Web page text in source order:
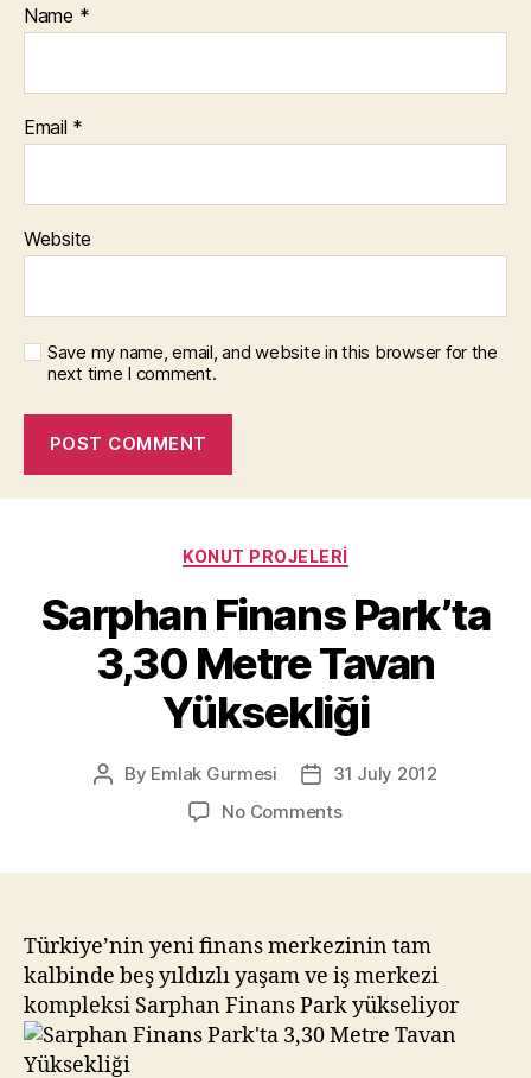
Name *
Email *
Website
Save my name, email, and website in this browser for the
next time I comment.
Categories
KONUT PROJELERI
Sarphan Finans Park’ta
3,30 Metre Tavan
Yüksekliği
Post
By Emlak Gurmesi
Post
date
31 July 2012
No Commentson
Metre
Tavan
Yüksekliği
Türkiye’nin yeni finans merkezinin tam
kalbinde beş yıldızlı yaşam ve iş merkezi
kompleksi Sarphan Finans Park yükseliyor